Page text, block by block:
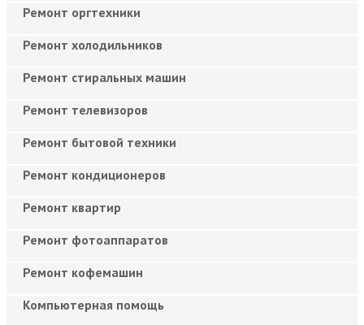
Ремонт оргтехники
Ремонт холодильников
Ремонт стиральных машин
Ремонт телевизоров
Ремонт бытовой техники
Ремонт кондиционеров
Ремонт квартир
Ремонт фотоаппаратов
Ремонт кофемашин
Компьютерная помощь